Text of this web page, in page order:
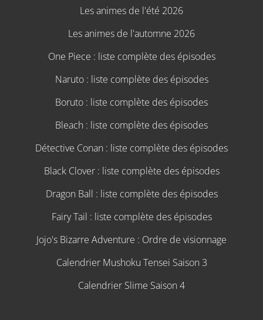
Les animes de l'été 2026
Les animes de l'automne 2026
One Piece : liste complète des épisodes
Naruto : liste complète des épisodes
Boruto : liste complète des épisodes
Bleach : liste complète des épisodes
Détective Conan : liste complète des épisodes
Black Clover : liste complète des épisodes
Dragon Ball : liste complète des épisodes
Fairy Tail : liste complète des épisodes
Jojo's Bizarre Adventure : Ordre de visionnage
Calendrier Mushoku Tensei Saison 3
Calendrier Slime Saison 4